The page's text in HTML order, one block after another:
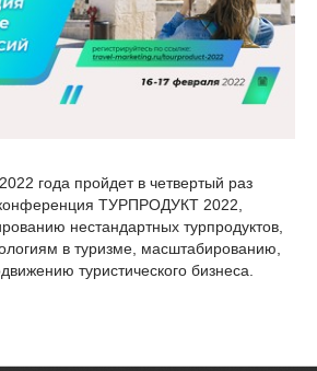
года пройдет в четвертый раз
ТУРПРОДУКТ 2022,
нестандартных турпродуктов,
в туризме, масштабированию,
туристического бизнеса.